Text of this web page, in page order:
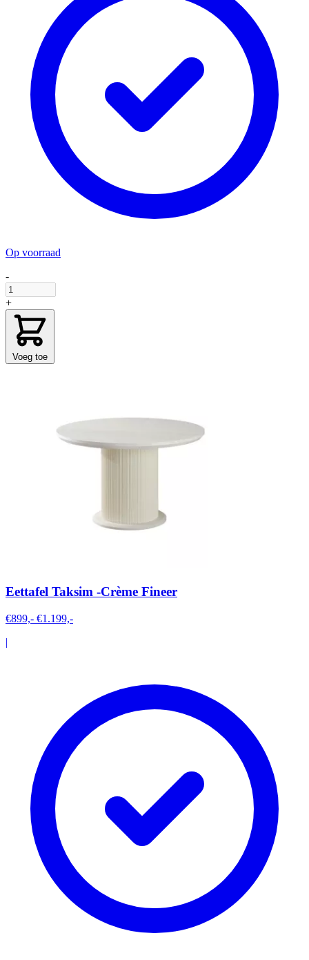
Op voorraad
-
+
Voeg toe
Eettafel Taksim -Crème Fineer
€899,- €1.199,-
|